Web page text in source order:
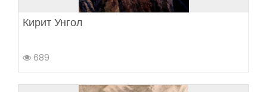
Кирит Унгол
689